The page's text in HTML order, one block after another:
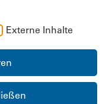
Externe Inhalte